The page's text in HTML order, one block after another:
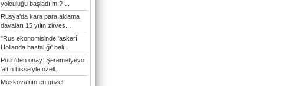
yolculuğu başladı mı? ...
Rusya'da kara para aklama
davaları 15 yılın zirves...
"Rus ekonomisinde 'askerî
Hollanda hastalığı' beli...
Putin'den onay: Şeremetyevo
'altın hisse'yle özell...
Moskova'nın en güzel